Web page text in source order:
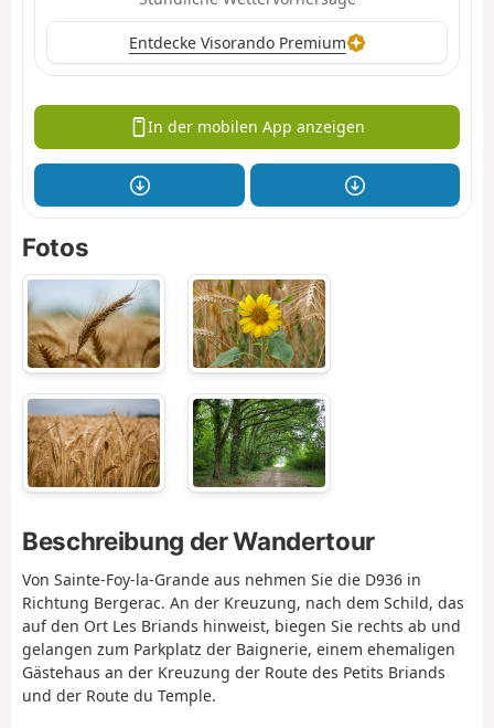
Entdecke Visorando Premium
In der mobilen App anzeigen
Fotos
Beschreibung der Wandertour
Von Sainte-Foy-la-Grande aus nehmen Sie die D936 in
Richtung Bergerac. An der Kreuzung, nach dem Schild, das
auf den Ort Les Briands hinweist, biegen Sie rechts ab und
gelangen zum Parkplatz der Baignerie, einem ehemaligen
Gästehaus an der Kreuzung der Route des Petits Briands
und der Route du Temple.